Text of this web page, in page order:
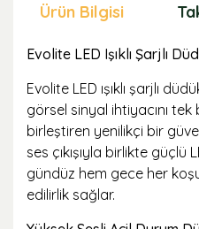
Ürün Bilgisi
Evolite LED Işıklı Şarjlı
Evolite LED ışıklı şarjlı
görsel sinyal ihtiyacını tek
birleştiren yenilikçi bir
ses çıkışıyla birlikte güçlü
gündüz hem gece her
edilirlik sağlar.